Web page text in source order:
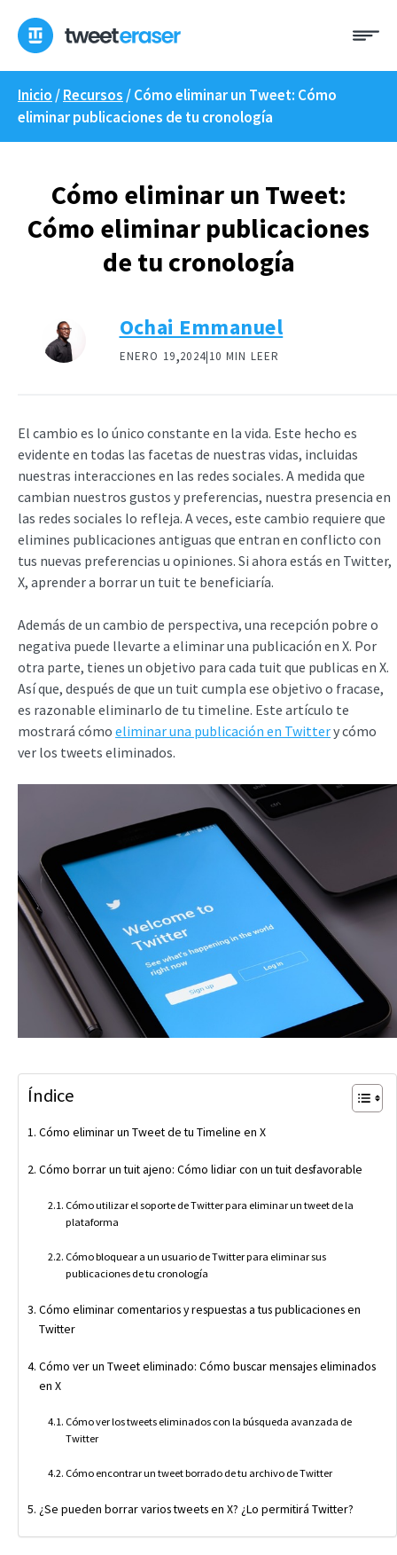
contenido
Inicio /Recursos /Cómo eliminar un Tweet: Cómo
eliminar publicaciones de tu cronología
Cómo eliminar un Tweet:
Cómo eliminar publicaciones
de tu cronología
Ochai Emmanuel
ENERO 19,2024|10 MIN LEER
El cambio es lo único constante en la vida. Este hecho es
evidente en todas las facetas de nuestras vidas, incluidas
nuestras interacciones en las redes sociales. A medida que
cambian nuestros gustos y preferencias, nuestra presencia en
las redes sociales lo refleja. A veces, este cambio requiere que
elimines publicaciones antiguas que entran en conflicto con
tus nuevas preferencias u opiniones. Si ahora estás en Twitter,
X, aprender a borrar un tuit te beneficiaría.
Además de un cambio de perspectiva, una recepción pobre o
negativa puede llevarte a eliminar una publicación en X. Por
otra parte, tienes un objetivo para cada tuit que publicas en X.
Así que, después de que un tuit cumpla ese objetivo o fracase,
es razonable eliminarlo de tu timeline. Este artículo te
mostrará cómo eliminar una publicación en Twittery cómo
ver los tweets eliminados.
Índice
Cómo eliminar un Tweet de tu Timeline en X
Cómo borrar un tuit ajeno: Cómo lidiar con un tuit desfavorable
Cómo utilizar el soporte de Twitter para eliminar un tweet de la
plataforma
Cómo bloquear a un usuario de Twitter para eliminar sus
publicaciones de tu cronología
Cómo eliminar comentarios y respuestas a tus publicaciones en
Twitter
Cómo ver un Tweet eliminado: Cómo buscar mensajes eliminados
en X
Cómo ver los tweets eliminados con la búsqueda avanzada de
Twitter
Cómo encontrar un tweet borrado de tu archivo de Twitter
¿Se pueden borrar varios tweets en X? ¿Lo permitirá Twitter?